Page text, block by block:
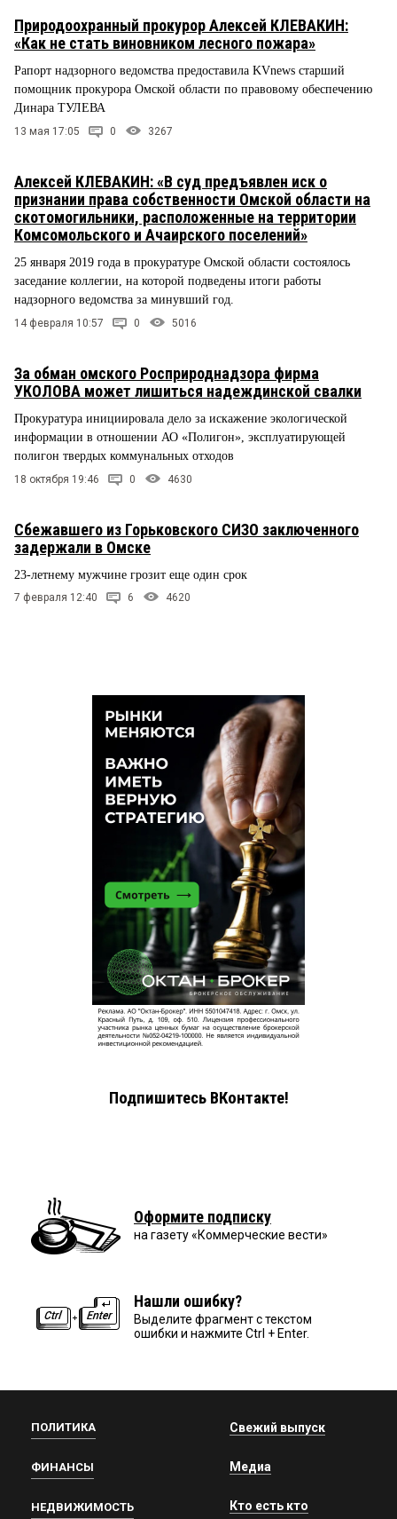
Природоохранный прокурор Алексей КЛЕВАКИН:
«Как не стать виновником лесного пожара»
Рапорт надзорного ведомства предоставила KVnews старший
помощник прокурора Омской области по правовому обеспечению
Динара ТУЛЕВА
13 мая 17:05 0 3267
Алексей КЛЕВАКИН: «В суд предъявлен иск о
признании права собственности Омской области на
скотомогильники, расположенные на территории
Комсомольского и Ачаирского поселений»
25 января 2019 года в прокуратуре Омской области состоялось
заседание коллегии, на которой подведены итоги работы
надзорного ведомства за минувший год.
14 февраля 10:57 0 5016
За обман омского Росприроднадзора фирма
УКОЛОВА может лишиться надеждинской свалки
Прокуратура инициировала дело за искажение экологической
информации в отношении АО «Полигон», эксплуатирующей
полигон твердых коммунальных отходов
18 октября 19:46 0 4630
Сбежавшего из Горьковского СИЗО заключенного
задержали в Омске
23-летнему мужчине грозит еще один срок
7 февраля 12:40 6 4620
Подпишитесь ВКонтакте!
Оформите подписку
на газету «Коммерческие вести»
Нашли ошибку?
Выделите фрагмент с текстом
ошибки и нажмите Ctrl + Enter.
ПОЛИТИКА
ФИНАНСЫ
НЕДВИЖИМОСТЬ
Свежий выпуск
Медиа
Кто есть кто